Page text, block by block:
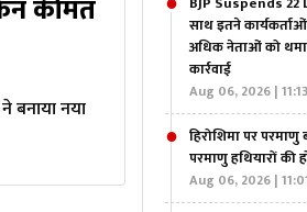
कीमत
नया
साथ इतने
अधिक नेताओं को
कार्रवाई
Aug 06, 2026 |
हिरोशिमा पर
परमाणु हथियारों
Aug 06, 2026 |